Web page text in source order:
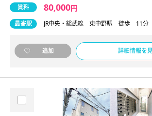
賃料 80,000円
最寄駅 JR中央・総武線 東中野駅 徒歩 11分
追加 詳細情報を